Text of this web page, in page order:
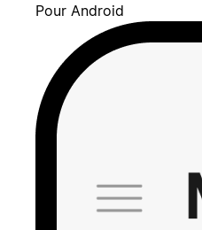
Pour Android